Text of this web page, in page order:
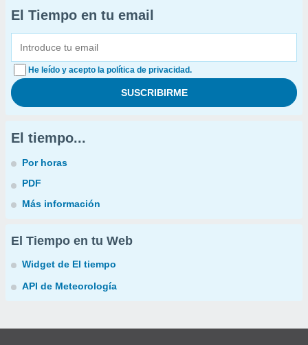
El Tiempo en tu email
He leído y acepto la política de privacidad.
El tiempo...
Por horas
PDF
Más información
El Tiempo en tu Web
Widget de El tiempo
API de Meteorología